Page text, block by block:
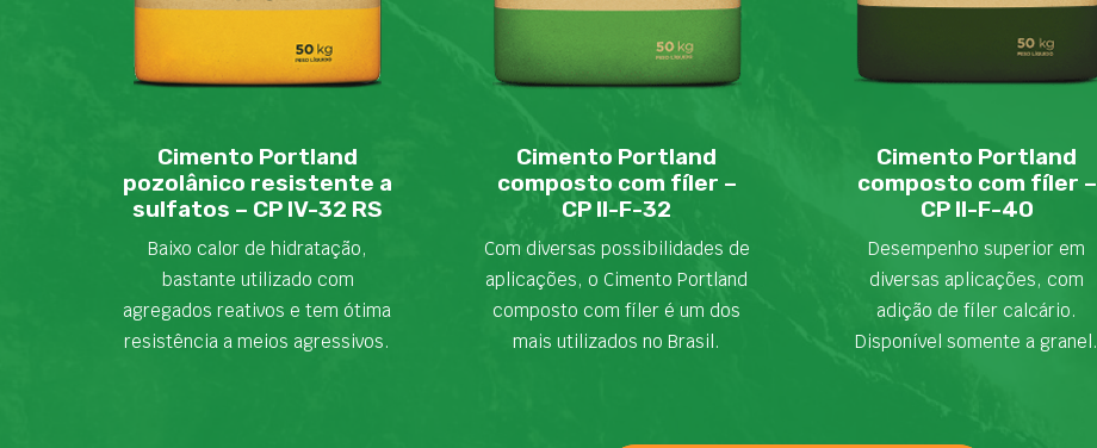
Cimento Portland
pozolânico resistente a
sulfatos – CP IV-32 RS
Baixo calor de hidratação,
bastante utilizado com
agregados reativos e tem ótima
resistência a meios agressivos.
Cimento Portland
composto com fíler –
CP II-F-32
Com diversas possibilidades de
aplicações, o Cimento Portland
composto com fíler é um dos
mais utilizados no Brasil.
Cimento Portland
composto com fíler –
CP II-F-40
Desempenho superior em
diversas aplicações, com
adição de fíler calcário.
Disponível somente a granel.